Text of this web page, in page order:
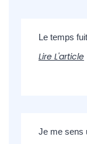
Le temps
Lire L'article
Je me sens